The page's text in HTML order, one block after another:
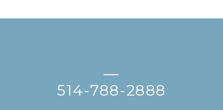
—
514-788-2888